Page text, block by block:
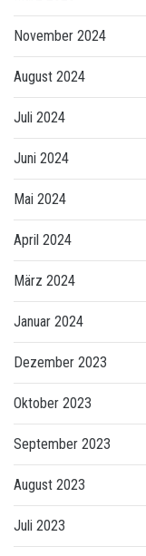
November 2024
August 2024
Juli 2024
Juni 2024
Mai 2024
April 2024
März 2024
Januar 2024
Dezember 2023
Oktober 2023
September 2023
August 2023
Juli 2023